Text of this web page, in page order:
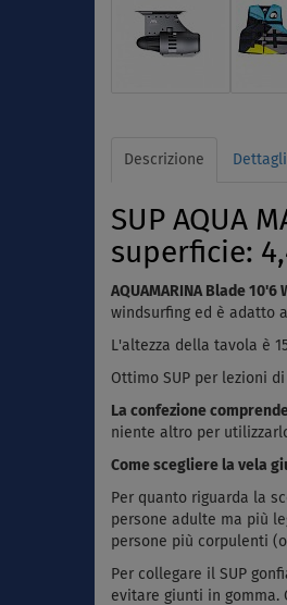
Descrizione Dettagli
SUP AQUA
superficie:
AQUAMARINA Blade 10'6
windsurfing ed è adatto
L'altezza della tavola è
Ottimo SUP per lezioni
La confezione
niente altro per
Come scegliere la vela
Per quanto riguarda la
persone adulte ma più
persone più corpulenti
Per collegare il SUP
evitare giunti in